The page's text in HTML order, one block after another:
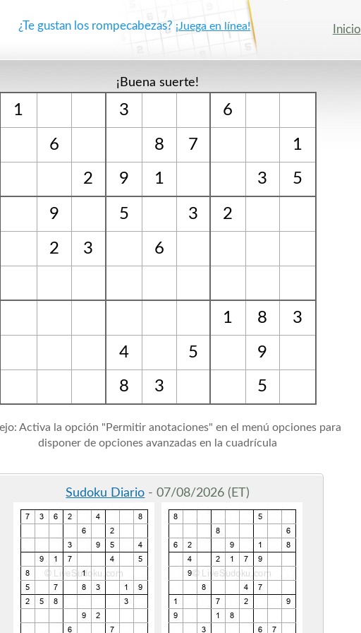
¿Te gustan los rompecabezas? ¡Juega en línea! Inicio
¡Buena suerte!
1 3 6
6 8 7
1
2
9 1 3 5
9 5 3 2
2 3 6
1 8 3
4 5
9
8
3 5
Activa la opción "Permitir anotaciones" en el menú opciones para
disponer de opciones avanzadas en la cuadrícula
Sudoku Diario - 07/08/2026 (ET)